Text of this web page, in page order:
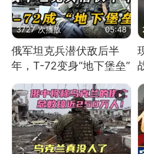
3727 次播放 05:48
俄军坦克兵潜伏敌后半
年，T-72变身“地下堡垒”